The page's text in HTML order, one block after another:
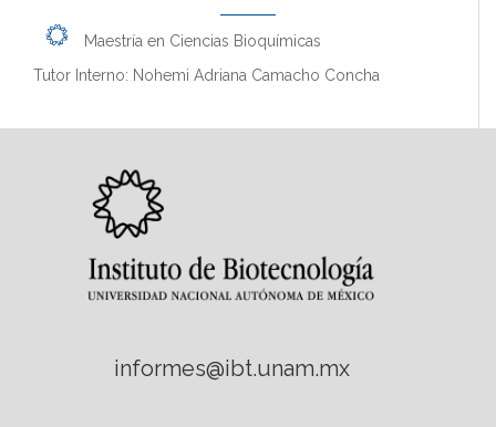
Maestría en Ciencias Bioquímicas
Tutor Interno: Nohemi Adriana Camacho Concha
informes@ibt.unam.mx